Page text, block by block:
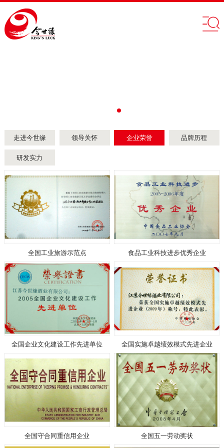
走进今世缘 领导关怀 企业荣誉 品牌历程
研发实力
全国工业旅游示范点 食品工业科技进步优秀企业
全国企业文化建设工作先进单位 全国实施卓越绩效模式先进企业
全国守合同重信用企业 全国五一劳动奖状